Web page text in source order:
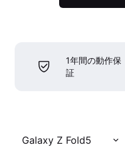
1年間の動作保
証
Galaxy Z Fold5